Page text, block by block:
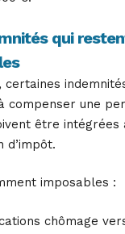
qui
certaines
compenser une
être intégrées
d’impôt.
imposables :
chômage